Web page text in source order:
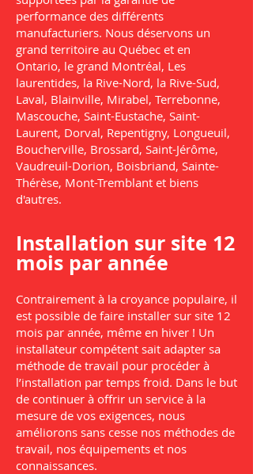
performance des différents
manufacturiers. Nous déservons un
grand territoire au Québec et en
Ontario, le grand Montréal, Les
laurentides, la Rive-Nord, la Rive-Sud,
Laval, Blainville, Mirabel, Terrebonne,
Mascouche, Saint-Eustache, Saint-
Laurent, Dorval, Repentigny, Longueuil,
Boucherville, Brossard, Saint-Jérôme,
Vaudreuil-Dorion, Boisbriand, Sainte-
Thérèse, Mont-Tremblant et biens
d'autres.
Installation sur site 12
mois par année
Contrairement à la croyance populaire, il
est possible de faire installer sur site 12
mois par année, même en hiver ! Un
installateur compétent sait adapter sa
méthode de travail pour procéder à
l’installation par temps froid. Dans le but
de continuer à offrir un service à la
mesure de vos exigences, nous
améliorons sans cesse nos méthodes de
travail, nos équipements et nos
connaissances.